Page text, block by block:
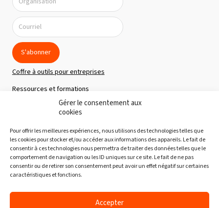
Gérer le consentement aux
cookies
Pour offrir les meilleures expériences, nous utilisons des technologies telles que
les cookies pour stocker et/ou accéder aux informations des appareils. Le fait de
consentir à ces technologies nous permettra de traiter des données telles que le
comportement de navigation ou les ID uniques sur ce site. Le fait de ne pas
consentir ou de retirer son consentement peut avoir un effet négatif sur certaines
caractéristiques et fonctions.
Accepter
S'abonner
Coffre à outils pour entreprises
Ressources et formations
Politique de confidentialité
Notre équipe
Nous joindre
Découvertes gourmandes
Partenaires